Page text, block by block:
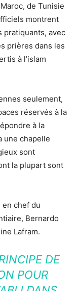
de Tunisie
montrent
pratiquants, avec
prières dans les
à l’islam
seulement,
réservés à la
à la
une chapelle
sont
la plupart sont
en chef du
Bernardo
Lafram.
DE
POUR